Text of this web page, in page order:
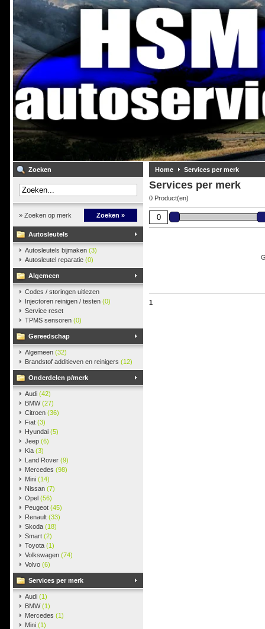
Zoeken
» Zoeken op merk Zoeken »
Autosleutels
Autosleutels bijmaken (3)
Autosleutel reparatie (0)
Algemeen
Codes / storingen uitlezen
Injectoren reinigen / testen (0)
Service reset
TPMS sensoren (0)
Gereedschap
Algemeen (32)
Brandstof additieven en reinigers (12)
Onderdelen p/merk
Audi (42)
BMW(27)
Citroen (36)
Fiat (3)
Hyundai (5)
Jeep (6)
Kia (3)
Land Rover (9)
Mercedes (98)
Mini (14)
Nissan (7)
Opel (56)
Peugeot (45)
Renault (33)
Skoda (18)
Smart (2)
Toyota (1)
Volkswagen (74)
Volvo (6)
Services per merk
Audi (1)
BMW(1)
Mercedes (1)
Mini (1)
Home Services per merk
Services per merk
0 Product(en)
1